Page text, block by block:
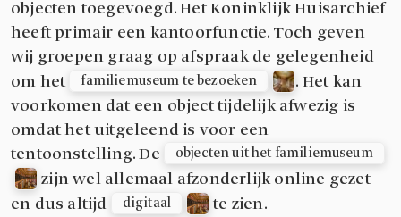
objecten toegevoegd. Het Koninklijk Huisarchief
heeft primair een kantoorfunctie. Toch geven
wij groepen graag op afspraak de gelegenheid
om het
familiemuseum te bezoeken
. Het kan
voorkomen dat een object tijdelijk afwezig is
omdat het uitgeleend is voor een
tentoonstelling. De
objecten uit het familiemuseum
zijn wel allemaal afzonderlijk online gezet
en dus altijd
digitaal
te zien.